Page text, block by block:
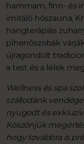
hammam, finn- és
imitáló hószauna,
hangterápiás
pihenőszobák
újragondolt
a test és a lélek
Wellness és spa
szállodánk
nyugodt és
Köszönjük
hogy továbbra is